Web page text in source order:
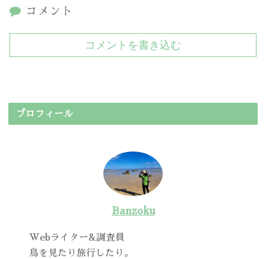
コメント
コメントを書き込む
プロフィール
Banzoku
Webライター&調査員
鳥を見たり旅行したり。